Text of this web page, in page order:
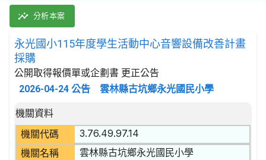
永光國小115年度學生活動中心音響設備改善計畫採購 招標
採購類別：財物類 家用電器及其零件 | 招標方式：公開取
分析本案
永光國小115年度學生活動中心音響設備改善計畫
採購
公開取得報價單或企劃書 更正公告
2026-04-24 公告 雲林縣古坑鄉永光國民小學
招標公告詳細內容
機關資料
機關代碼
3.76.49.97.14
機關名稱 雲林縣古坑鄉永光國民小學